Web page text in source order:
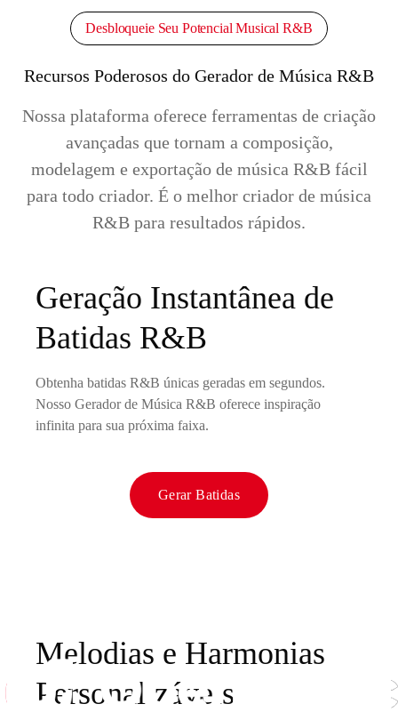
Desbloqueie Seu Potencial Musical R&B
Recursos Poderosos do Gerador de Música R&B
Nossa plataforma oferece ferramentas de criação
avançadas que tornam a composição,
modelagem e exportação de música R&B fácil
para todo criador. É o melhor criador de música
R&B para resultados rápidos.
Geração Instantânea de
Batidas R&B
Obtenha batidas R&B únicas geradas em segundos.
Nosso Gerador de Música R&B oferece inspiração
infinita para sua próxima faixa.
Gerar Batidas
Melodias e Harmonias
Personalizáveis